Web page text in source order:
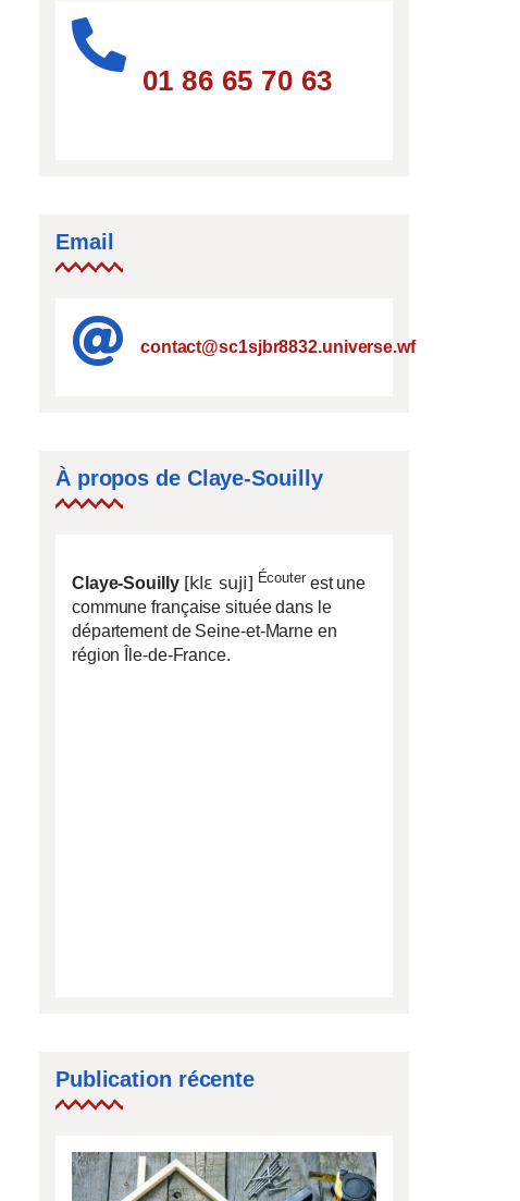
01 86 65 70 63
Email
contact@sc1sjbr8832.universe.wf
À propos de Claye-Souilly
Claye-Souilly [klɛ suji] Écouter est une
commune française située dans le
département de Seine-et-Marne en
région Île-de-France.
Publication récente